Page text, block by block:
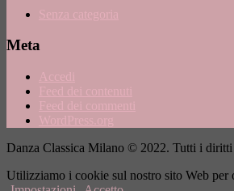
Senza categoria
Meta
Accedi
Feed dei contenuti
Feed dei commenti
WordPress.org
Danza Classica Milano © 2022. Tutti i diritti
Utilizziamo i cookie sul nostro sito Web